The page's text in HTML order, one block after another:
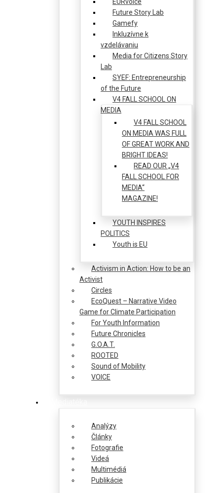
Future Story Lab
Gamefy
Inkluzívne k
vzdelávaniu
Media for Citizens Story
Lab
SYEF: Entrepreneurship
of the Future
V4 FALL SCHOOL ON
MEDIA
V4 FALL SCHOOL
ON MEDIA WAS FULL
OF GREAT WORK AND
BRIGHT IDEAS!
READ OUR „V4
FALL SCHOOL FOR
MEDIA“
MAGAZINE!
YOUTH INSPIRES
POLITICS
Youth is EU
Activism in Action: How to be an
Activist
Circles
EcoQuest – Narrative Video
Game for Climate Participation
For Youth Information
Future Chronicles
G.O.A.T.
ROOTED
Sound of Mobility
VOICE
Analýzy
Články
Fotografie
Videá
Multimédiá
Publikácie